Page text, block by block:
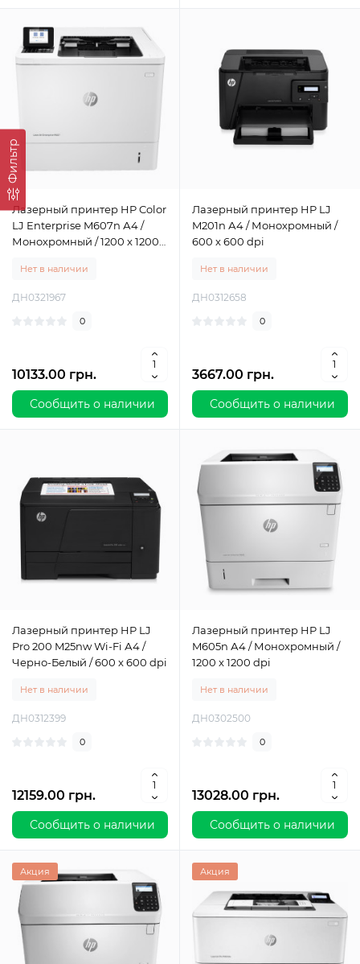
Фильтр
Лазерный принтер HP Color
LJ Enterprise M607n А4 /
Монохромный / 1200 x 1200
Нет в наличии
ДН0321967
0
10133.00 грн.
Сообщить о наличии
Лазерный принтер HP LJ
M201n А4 / Монохромный /
600 x 600 dpi
Нет в наличии
ДН0312658
0
3667.00 грн.
Сообщить о наличии
Лазерный принтер HP LJ
Pro 200 M25nw Wi-Fi А4 /
Черно-Белый / 600 x 600 dpi
Нет в наличии
ДН0312399
0
12159.00 грн.
Сообщить о наличии
Лазерный принтер HP LJ
M605n А4 / Монохромный /
1200 x 1200 dpi
Нет в наличии
ДН0302500
0
13028.00 грн.
Сообщить о наличии
Акция Акция